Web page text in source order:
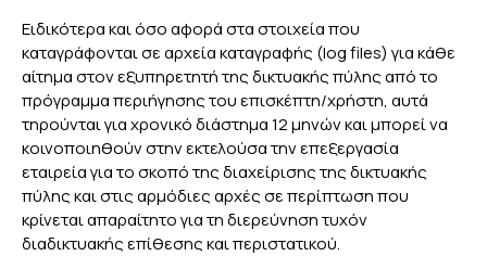
Ειδικότερα και όσο αφορά στα στοιχεία που
καταγράφονται σε αρχεία καταγραφής (log files) για κάθε
αίτημα στον εξυπηρετητή της δικτυακής πύλης από το
πρόγραμμα περιήγησης του επισκέπτη/χρήστη, αυτά
τηρούνται για χρονικό διάστημα 12 μηνών και μπορεί να
κοινοποιηθούν στην εκτελούσα την επεξεργασία
εταιρεία για το σκοπό της διαχείρισης της δικτυακής
πύλης και στις αρμόδιες αρχές σε περίπτωση που
κρίνεται απαραίτητο για τη διερεύνηση τυχόν
διαδικτυακής επίθεσης και περιστατικού.